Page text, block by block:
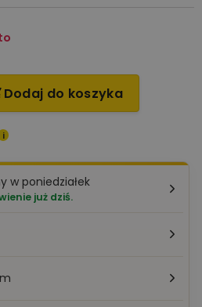
Dodaj do koszyka
i
w poniedziałek
już dziś.